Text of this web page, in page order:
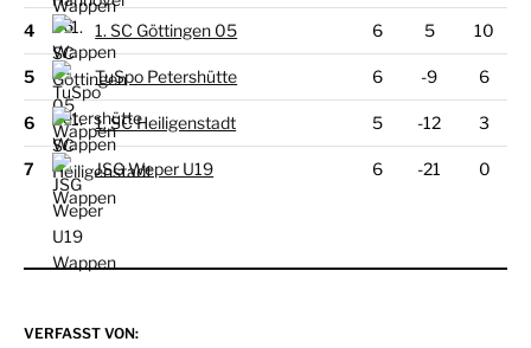
4 1. SC Göttingen 05 6 5 10
5 TuSpo Petershütte 6 -9 6
6 1. SC Heiligenstadt 5 -12 3
7 JSG Weper U19 6 -21 0
VERFASST VON: